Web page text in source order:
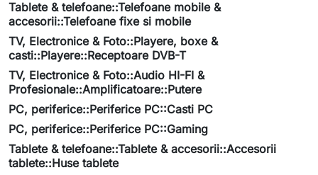
Tablete & telefoane::Telefoane mobile &
accesorii::Telefoane fixe si mobile
TV, Electronice & Foto::Playere, boxe &
casti::Playere::Receptoare DVB-T
TV, Electronice & Foto::Audio HI-FI &
Profesionale::Amplificatoare::Putere
PC, periferice::Periferice PC::Casti PC
PC, periferice::Periferice PC::Gaming
Tablete & telefoane::Tablete & accesorii::Accesorii
tablete::Huse tablete